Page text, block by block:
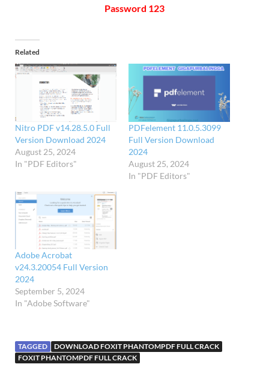
Password 123
Related
Nitro PDF v14.28.5.0 Full
Version Download 2024
August 25, 2024
In "PDF Editors"
PDFelement 11.0.5.3099
Full Version Download
2024
August 25, 2024
In "PDF Editors"
Adobe Acrobat
v24.3.20054 Full Version
2024
September 5, 2024
In "Adobe Software"
TAGGED
DOWNLOAD FOXIT PHANTOMPDF FULL CRACK
FOXIT PHANTOMPDF FULL CRACK